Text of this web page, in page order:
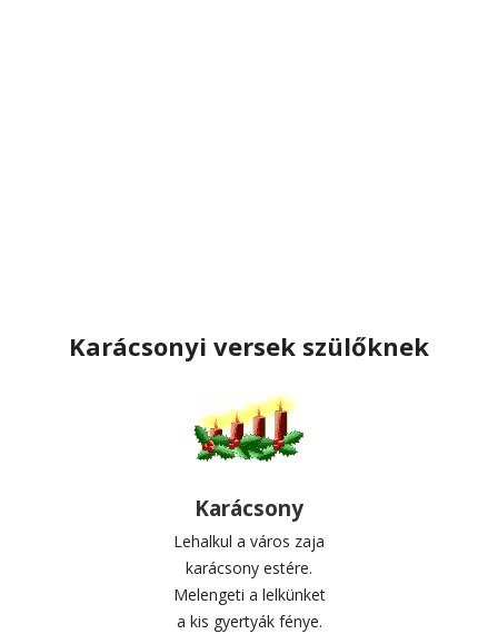
Karácsonyi versek szülőknek
Karácsony
Lehalkul a város zaja
karácsony estére.
Melengeti a lelkünket
a kis gyertyák fénye.